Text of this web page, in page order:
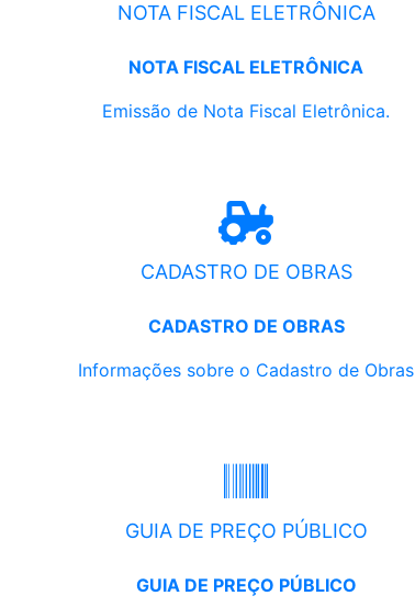
NOTA FISCAL ELETRÔNICA
NOTA FISCAL ELETRÔNICA
Emissão de Nota Fiscal Eletrônica.
CADASTRO DE OBRAS
CADASTRO DE OBRAS
Informações sobre o Cadastro de Obras
GUIA DE PREÇO PÚBLICO
GUIA DE PREÇO PÚBLICO